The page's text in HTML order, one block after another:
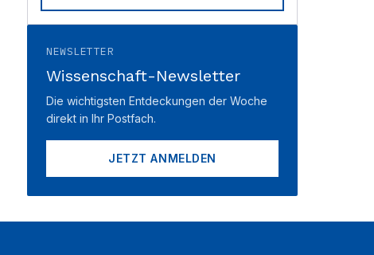
NEWSLETTER
Wissenschaft-Newsletter
Die wichtigsten Entdeckungen der Woche
direkt in Ihr Postfach.
JETZT ANMELDEN